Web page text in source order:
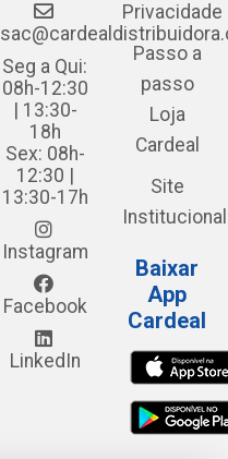
Seg a Qui:
08h-12:30
| 13:30-
18h
Sex: 08h-
12:30 |
13:30-17h
Instagram
Facebook
LinkedIn
Privacidade
Passo a
passo
Loja
Cardeal
Site
Institucional
Baixar
App
Cardeal